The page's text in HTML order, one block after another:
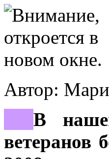
Автор:
В
ветеранов